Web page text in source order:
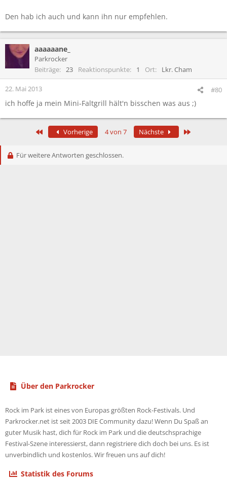
immernoch) wie ne 1
so einenhab ich (aber kannst ja auch nach vergleichbaren
Den hab ich auch und kann ihn nur empfehlen.
aaaaaane_
Parkrocker
Beiträge
23 Reaktionspunkte 1 Ort Lkr. Cham
22. Mai 2013 #80
ich hoffe ja mein Mini-Faltgrill hält'n bisschen was aus ;)
Erste Vorherige 4 von 7 Nächste
Für weitere Antworten geschlossen.
Über den Parkrocker
Rock im Park ist eines von Europas größten Rock-Festivals. Und
Parkrocker.net ist seit 2003 DIE Community dazu! Wenn Du Spaß an
guter Musik hast, dich für Rock im Park und die deutschsprachige
Festival-Szene interessierst, dann registriere dich doch bei uns. Es ist
unverbindlich und kostenlos. Wir freuen uns auf dich!
Statistik des Forums